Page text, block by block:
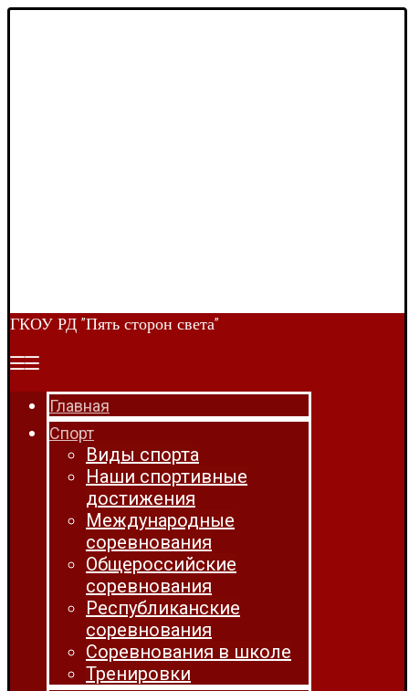
ГКОУ РД "Пять сторон света"
Главная
Спорт
Виды спорта
Наши спортивные
достижения
Международные
соревнования
Общероссийские
соревнования
Республиканские
соревнования
Соревнования в школе
Тренировки